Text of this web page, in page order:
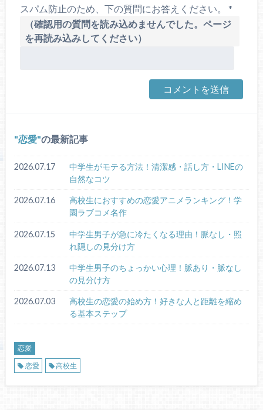
スパム防止のため、下の質問にお答えください。 *
（確認用の質問を読み込めませんでした。ページ
を再読み込みしてください）
恋愛 の最新記事
2026.07.17
中学生がモテる方法！清潔感・話し方・LINEの
自然なコツ
2026.07.16
高校生におすすめの恋愛アニメランキング！学
園ラブコメ名作
2026.07.15
中学生男子が急に冷たくなる理由！脈なし・照
れ隠しの見分け方
2026.07.13
中学生男子のちょっかい心理！脈あり・脈なし
の見分け方
2026.07.03
高校生の恋愛の始め方！好きな人と距離を縮め
る基本ステップ
恋愛
恋愛
高校生